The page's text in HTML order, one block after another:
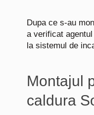
Dupa ce s-au
a verificat
la sistemul de
Montajul
caldura